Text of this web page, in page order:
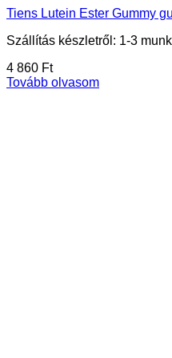
Tiens Lutein Ester Gummy
Szállítás készletről: 1-3
4 860 Ft
Tovább olvasom